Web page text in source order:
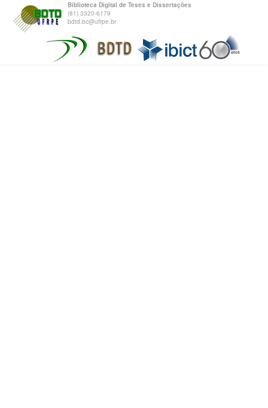
Biblioteca Digital de Teses e Dissertações
(81) 3320-6179
bdtd.bc@ufrpe.br